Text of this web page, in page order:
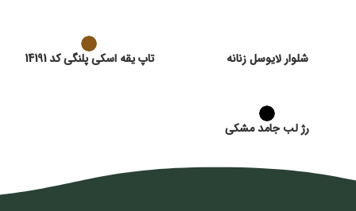
شلوار لایوسل زنانه تاپ یقه اسکی پلنگی کد 14191
رژ لب جامد مشکی